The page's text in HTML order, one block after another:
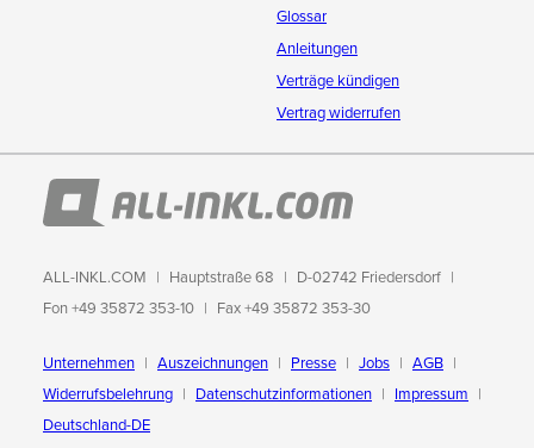
Glossar
Anleitungen
Verträge kündigen
Vertrag widerrufen
ALL-INKL.COM Hauptstraße 68
D-02742 Friedersdorf
Fon +49 35872 353-10
Fax +49 35872 353-30
Unternehmen Auszeichnungen Presse Jobs
AGB
Widerrufsbelehrung
Datenschutzinformationen
Impressum
Deutschland-DE